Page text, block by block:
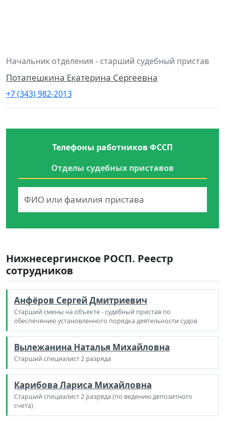
Начальник отделения - старший судебный пристав
Потапешкина Екатерина Сергеевна
+7 (343) 982-2013
Телефоны работников ФССП
Отделы судебных приставов
Нижнесергинское РОСП. Реестр
сотрудников
Анфёров Сергей Дмитриевич
Старший смены на объекте - судебный пристав по
обеспечению установленного порядка деятельности судов
Вылежанина Наталья Михайловна
Старший специалист 2 разряда
Карибова Лариса Михайловна
Старший специалист 2 разряда (по ведению депозитного
счета)